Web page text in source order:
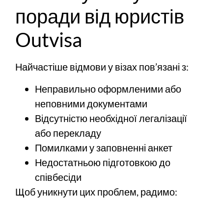
поради від юристів
Outvisa
Найчастіше відмови у візах пов’язані з:
Неправильно оформленими або
неповними документами
Відсутністю необхідної легалізації
або перекладу
Помилками у заповненні анкет
Недостатньою підготовкою до
співбесіди
Щоб уникнути цих проблем, радимо: